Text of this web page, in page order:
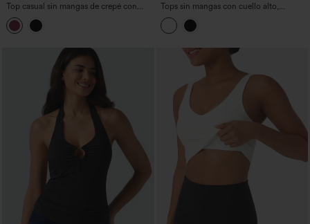
Top casual sin mangas de crepé con
escote en V y cremallera
Tops sin mangas con cuello alto,
asimétricos y con volante en el bajo, de
corte holgado